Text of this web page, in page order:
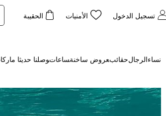
تسجيل الدخول الأمنيات الحقيبة
نساء الرجالحقائب‍عروض ساخنة‍ساعات‍وصلنا حديثا